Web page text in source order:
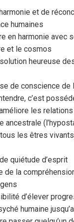
et de
humaines
en harmonie avec
et le cosmos
heureuse
de conscience de
c’est
les
ancestrale
les êtres
quiétude d’esprit
de la
d’élever
humaine